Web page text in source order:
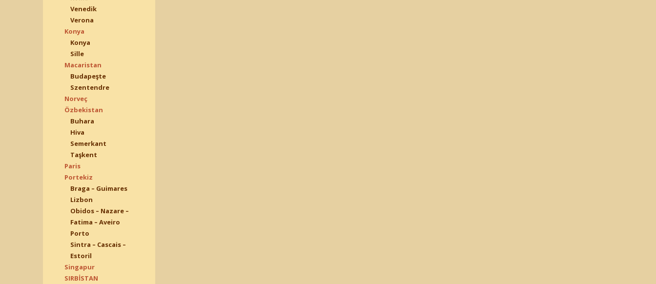
Venedik
Verona
Konya
Konya
Sille
Macaristan
Budapeşte
Szentendre
Norveç
Özbekistan
Buhara
Hiva
Semerkant
Taşkent
Paris
Portekiz
Braga – Guimares
Lizbon
Obidos – Nazare –
Fatima – Aveiro
Porto
Sintra – Cascais –
Estoril
Singapur
SIRBİSTAN